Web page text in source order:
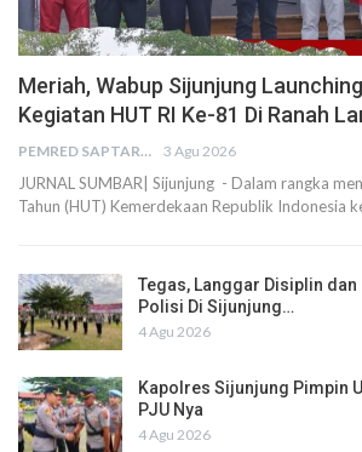
Meriah, Wabup Sijunjung
Kegiatan HUT RI Ke-81 Di Ranah
PEMRED SAPTARIUS 3 Agu 2026
JURNAL SUMBAR| Sijunjung - Dalam rangka
Tahun (HUT) Kemerdekaan Republik Indonesia
Tegas, Langgar Disiplin dan
Polisi Di Sijunjung…
4 Agu 2026
Kapolres Sijunjung Pimpin
PJU Nya
4 Agu 2026